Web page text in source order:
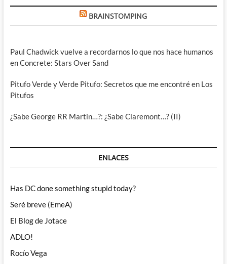
BRAINSTOMPING
Paul Chadwick vuelve a recordarnos lo que nos hace humanos
en Concrete: Stars Over Sand
Pitufo Verde y Verde Pitufo: Secretos que me encontré en Los
Pitufos
¿Sabe George RR Martin…?: ¿Sabe Claremont…? (II)
ENLACES
Has DC done something stupid today?
Seré breve (EmeA)
El Blog de Jotace
ADLO!
Rocío Vega